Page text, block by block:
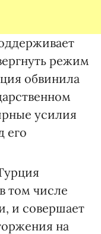
режим
обвинила
усилия
его
том числе
и совершает
на